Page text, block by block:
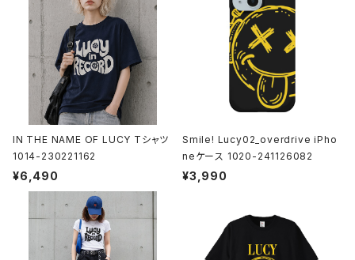
IN THE NAME OF LUCY Tシャツ
1014-230221162
¥6,490
Smile! Lucy02_overdrive iPho
neケース 1020-241126082
¥3,990